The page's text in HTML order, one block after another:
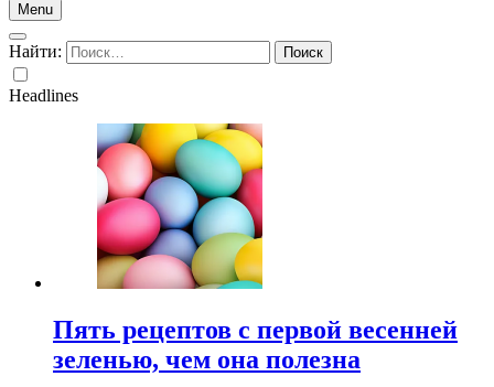
Menu
Найти:
Headlines
Пять рецептов с первой весенней
зеленью, чем она полезна